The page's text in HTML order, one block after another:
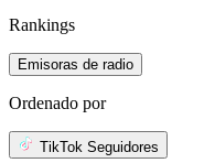
Rankings
Emisoras de radio
Ordenado por
TikTok Seguidores